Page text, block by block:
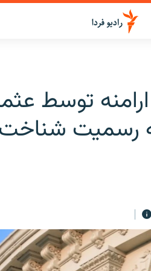
توسط
رسمیت